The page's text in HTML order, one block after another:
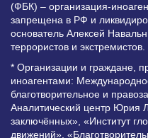
(ФБК) – организация-
запрещена в РФ и
основатель Алексей
террористов и экстремистов.
* Организации и граждане,
иноагентами:
благотворительное и
Аналитический центр Юрия
заключённых», «Институт
движений»,